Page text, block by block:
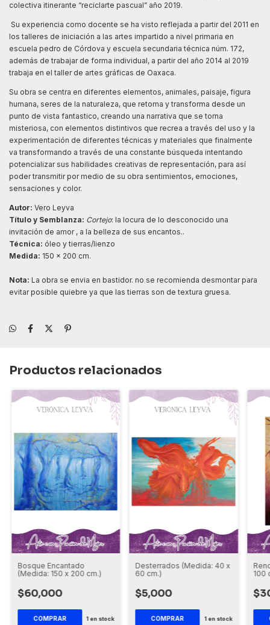
colectiva itinerante “reciclarte pascual” año 2019.
Su experiencia como docente se ha visto reflejada a partir del 2011 en
los talleres de iniciación a las artes impartido a nivel primaria en
escuela pedro de Córdova y escuela secundaria técnica núm. 172,
además de trabajar de forma individual, a partir del año 2014 al 2019
trabaja en el taller de artes gráficas de Oaxaca.
Su obra se centra en diferentes elementos, animales, paisaje, figura
humana, seres de la naturaleza, que retoma y transforma desde un
punto de vista fantastico, creando una narrativa que se torna
misteriosa, con elementos distintivos que recrea a través del uso y la
experimentación de diferentes técnicas y materiales que finalmente
va transformando a través de una constante búsqueda intentando
potencializar sus habilidades creativas de representación, para así
poder transmitir por medio de su obra sentimientos, emociones,
sensaciones y color.
Autor: Vero Leyva
Título y Semblanza: Cortejo: la locura de lo desconocido una
invitación de amor , a la belleza de sus encantos..
Técnica: óleo y tierras/lienzo
Medida: 150 x 200 cm.
Nota: La obra se envia en bastidor. no se recomienda desmontar para
evitar posible quiebre ya que las tierras son de textura gruesa.
Productos relacionados
Bosque Encantado
(Medida: 150 x 200 cm.)
$60,000
1en stock
Desterrados (Medida: 40 x
60 cm.)
$5,000
1en stock
100